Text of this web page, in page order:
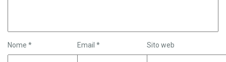
Nome * Email * Sito web